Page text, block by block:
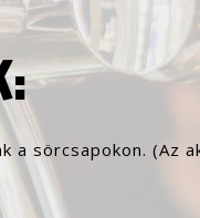
a sörcsapokon. (Az